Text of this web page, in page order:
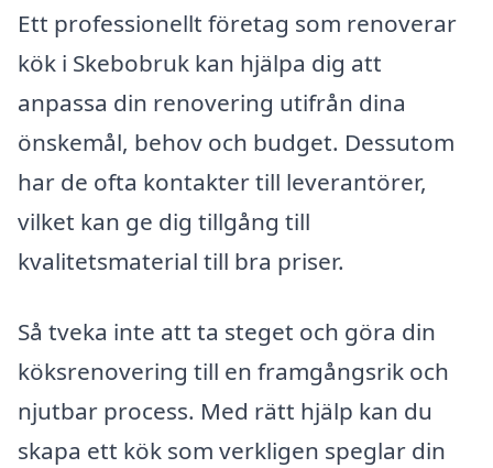
Ett professionellt företag som renoverar
kök i Skebobruk kan hjälpa dig att
anpassa din renovering utifrån dina
önskemål, behov och budget. Dessutom
har de ofta kontakter till leverantörer,
vilket kan ge dig tillgång till
kvalitetsmaterial till bra priser.
Så tveka inte att ta steget och göra din
köksrenovering till en framgångsrik och
njutbar process. Med rätt hjälp kan du
skapa ett kök som verkligen speglar din